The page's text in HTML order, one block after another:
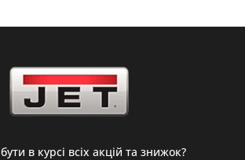
в курсі всіх акцій та знижок?